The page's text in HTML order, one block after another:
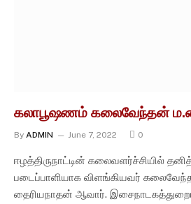
கலாபூஷணம் கலைவேந்தன்
By ADMIN June 7, 2022 0
ஈழத்திருநாட்டின் கலைவளர்ச்சியில்
படைப்பாளியாக விளங்கியவர்
தைரியநாதன் ஆவார்.